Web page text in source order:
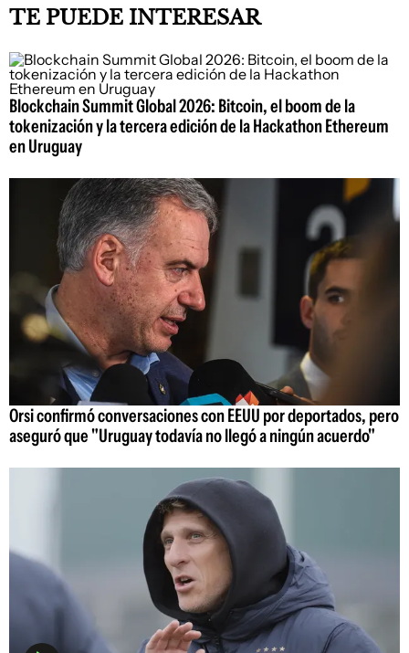
TE PUEDE INTERESAR
Blockchain Summit Global 2026: Bitcoin, el boom de la
tokenización y la tercera edición de la Hackathon Ethereum
en Uruguay
Orsi confirmó conversaciones con EEUU por deportados, pero
aseguró que "Uruguay todavía no llegó a ningún acuerdo"